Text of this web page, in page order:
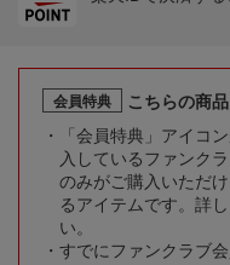
会員特典
こちらの商
「会員特典」アイコ
入しているファンク
のみがご購入いただ
るアイテムです。詳
い。
すでにファンクラブ会